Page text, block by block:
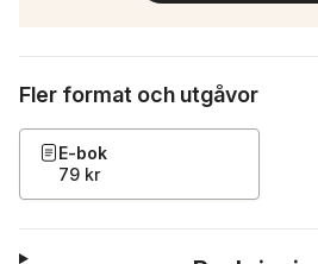
Fler format och utgåvor
E-bok
79 kr